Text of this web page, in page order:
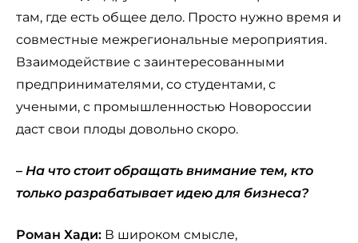
там, где есть общее дело. Просто нужно время и
совместные межрегиональные мероприятия.
Взаимодействие с заинтересованными
предпринимателями, со студентами, с
учеными, с промышленностью Новороссии
даст свои плоды довольно скоро.
– На что стоит обращать внимание тем, кто
только разрабатывает идею для бизнеса?
Роман Хади: В широком смысле,